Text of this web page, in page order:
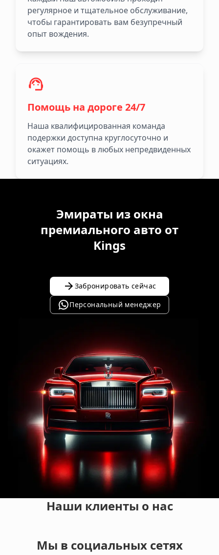
регулярное и тщательное обслуживание,
чтобы гарантировать вам безупречный
опыт вождения.
Помощь на дороге 24/7
Наша квалифицированная команда
подержки доступна круглосуточно и
окажет помощь в любых непредвиденных
ситуациях.
Эмираты из окна
премиального авто от
Kings
Забронировать сейчас
Персональный менеджер
Наши клиенты о нас
Мы в социальных сетях